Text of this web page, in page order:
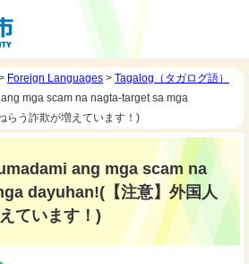
Foreign Languages > Tagalog（タガログ語）
mga scam na nagta-target sa mga
らう詐欺が増えています！)
ang mga scam na
dayuhan!(【注意】外国人
ています！)